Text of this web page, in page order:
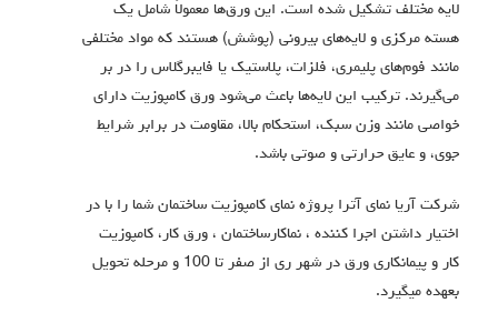
لایه مختلف تشکیل شده است. این ورق‌ها معمولاً شامل یک
هسته مرکزی و لایه‌های بیرونی (پوشش) هستند که مواد مختلفی
مانند فوم‌های پلیمری، فلزات، پلاستیک یا فایبرگلاس را در بر
می‌گیرند. ترکیب این لایه‌ها باعث می‌شود ورق کامپوزیت دارای
خواصی مانند وزن سبک، استحکام بالا، مقاومت در برابر شرایط
جوی، و عایق حرارتی و صوتی باشد.
شرکت آریا نمای آترا پروژه نمای کامپوزیت ساختمان شما را با در
اختیار داشتن اجرا كننده ، نماكارساختمان ، ورق كار، كامپوزيت
كار و پيمانكاری ورق در شهر ری از صفر تا 100 و مرحله تحویل
بعهده میگیرد.